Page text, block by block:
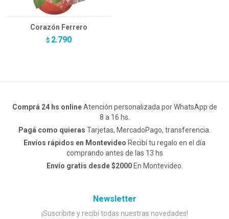
Corazón Ferrero
$ 2.790
Comprá 24 hs onlineAtención personalizada por WhatsApp de
8 a 16 hs.
Pagá como quieras Tarjetas, MercadoPago, transferencia.
Envíos rápidos en Montevideo Recibí tu regalo en el día
comprando antes de las 13 hs
Envío gratis desde $2000En Montevideo.
Newsletter
¡Suscribite y recibí todas nuestras novedades!